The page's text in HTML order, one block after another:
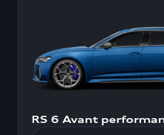
RS 6 Avant